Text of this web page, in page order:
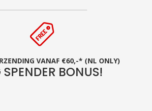
VANAF €60,-* (NL ONLY)
SPENDER BONUS!